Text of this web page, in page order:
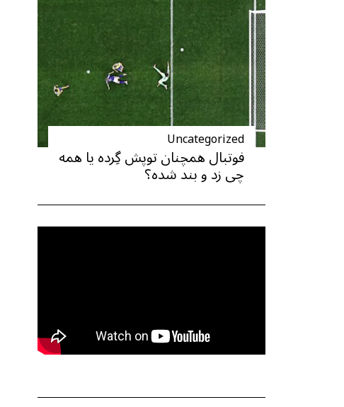
Uncategorized
فوتبال همچنان توپش گِرده یا همه
چی زد و بند شده؟